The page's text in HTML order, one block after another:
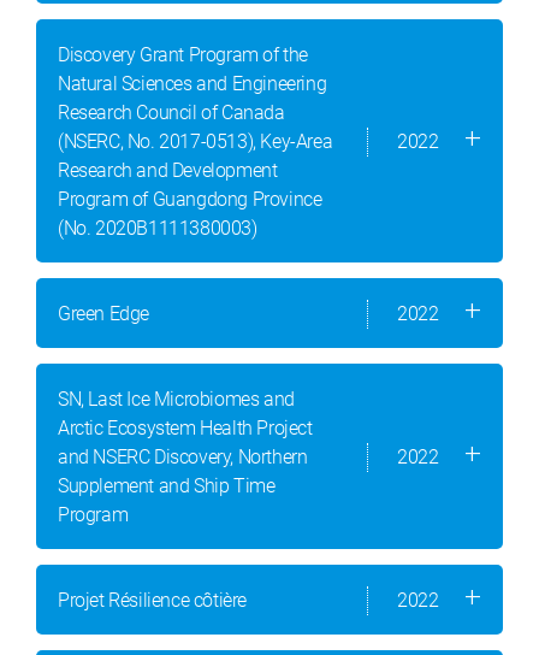
Discovery Grant Program of the
Natural Sciences and Engineering
Research Council of Canada
(NSERC, No. 2017-0513), Key-Area
Research and Development
Program of Guangdong Province
(No. 2020B1111380003)
2022
Green Edge 2022
SN, Last Ice Microbiomes and
Arctic Ecosystem Health Project
and NSERC Discovery, Northern
Supplement and Ship Time
Program
2022
Projet Résilience côtière 2022